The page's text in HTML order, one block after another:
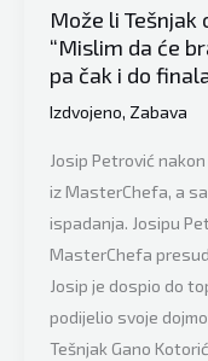
a
ne
na
potrebe
Može li
“Mislim da će
pa čak i do
Izdvojeno, Zabava
Josip Petrović
iz MasterChefa, a
ispadanja. Josipu
MasterChefa
Josip je dospio do
podijelio svoje
Tešnjak Gano Kotorić